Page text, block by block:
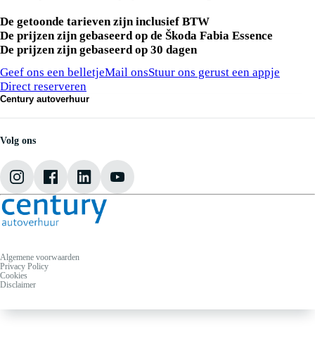
De getoonde tarieven zijn inclusief BTW
De prijzen zijn gebaseerd op de Škoda Fabia Essence
De prijzen zijn gebaseerd op 30 dagen
Geef ons een belletjeMail onsStuur ons gerust een appje
Direct reserveren
Century autoverhuur
Vestigingen
FAQ
Contact
Volg ons
Algemene voorwaarden
Privacy Policy
Cookies
Disclaimer